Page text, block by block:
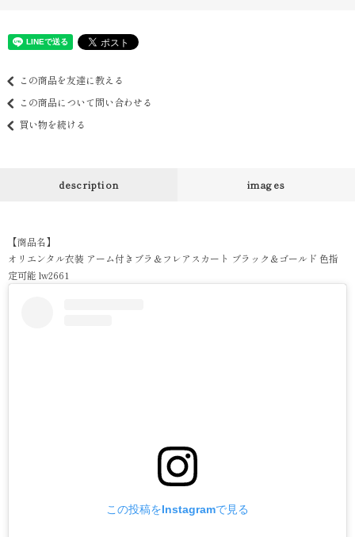
この商品を友達に教える
この商品について問い合わせる
買い物を続ける
description images
【商品名】
オリエンタル衣装 アーム付きブラ＆フレアスカート ブラック＆ゴールド 色指
定可能 lw2661
この投稿をInstagramで見る